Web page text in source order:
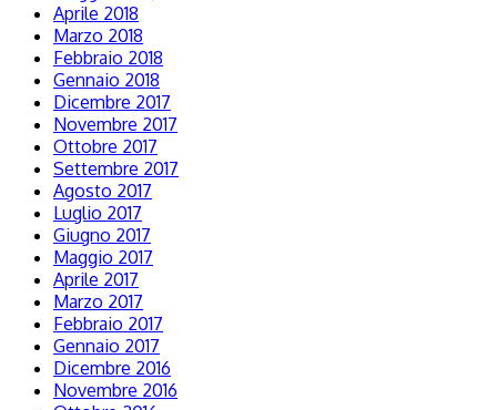
Aprile 2018
Marzo 2018
Febbraio 2018
Gennaio 2018
Dicembre 2017
Novembre 2017
Ottobre 2017
Settembre 2017
Agosto 2017
Luglio 2017
Giugno 2017
Maggio 2017
Aprile 2017
Marzo 2017
Febbraio 2017
Gennaio 2017
Dicembre 2016
Novembre 2016